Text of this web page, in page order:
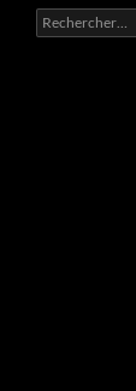
Rechercher :